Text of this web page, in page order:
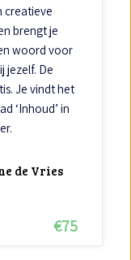
creatieve
brengt je
woord voor
jezelf. De
Je vindt het
‘Inhoud’ in
de Vries
€75